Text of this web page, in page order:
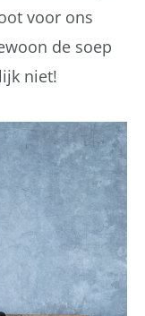
voor ons
de soep
niet!